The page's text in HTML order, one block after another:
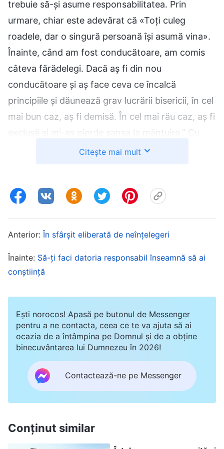
trebuie să-și asume responsabilitatea. Prin
urmare, chiar este adevărat că «Toți culeg
roadele, dar o singură persoană își asumă vina».
Înainte, când am fost conducătoare, am comis
câteva fărădelegi. Dacă aș fi din nou
conducătoare și aș face ceva ce încalcă
principiile și dăunează grav lucrării bisericii, în cel
mai bun caz, aș fi demisă. În cel mai rău caz, aș fi
exclusă și mi-aș pierde șansa la mântuire.” Cu
aceste gânduri în minte, am găsit o scuză și am
alegeri. La momentul respectiv, m-am simțit
alegerile?” Dar m-am gândit că realmente nu
avut recent un oarecare disconfort la inimă, așa
că aveam un motiv să nu merg. Faptul că am
neliniște și vinovăție pe care o simțeam. Ulterior,
când au avut loc alte alegeri, tot nu am vrut să
particip, considerând că a fi conducător era
probleme de rezolvat și puteam să fiu dat în
vileag în orice clipă. Când nu erau conducători,
unii dintre frații și surorile din jurul meu nu păreau
să aibă vreo problemă. Însă, odată ce au devenit
conducători, unii au fost dezvăluiți drept
Citește mai mult
Anterior:În sfârșit eliberată de neînțelegeri
Înainte: Să-ți faci datoria responsabil înseamnă să ai
conștiință
Ești norocos! Apasă pe butonul de Messenger
pentru a ne contacta, ceea ce te va ajuta să ai
ocazia de a întâmpina pe Domnul și de a obține
binecuvântarea lui Dumnezeu în 2026!
Contactează-ne pe Messenger
Conținut similar